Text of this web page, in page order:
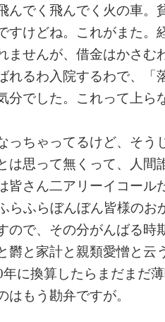
んでく飛んでく火の車。
すけどね。これがまた。
せんが、借金はかさむ
れるわ入院するわで、「
分でした。これって上ら
ちゃってるけど、そう
は思って無くって、人間
皆さん二アリーイコール
らふらぼんぼん皆様のお
ので、その分がんばる時
欝と家計と親類愛憎と云
に換算したらまだまだ
はもう勘弁ですが。